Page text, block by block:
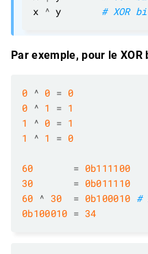
x ^ y # XOR
Par exemple, pour le XOR
0 ^ 0 = 0
0 ^ 1 = 1
1
^ 0 = 1
1
^ 1 = 0
60 = 0b111100
30
= 0b011110
60 ^ 30 = 0b100010 #
0b100010 = 34